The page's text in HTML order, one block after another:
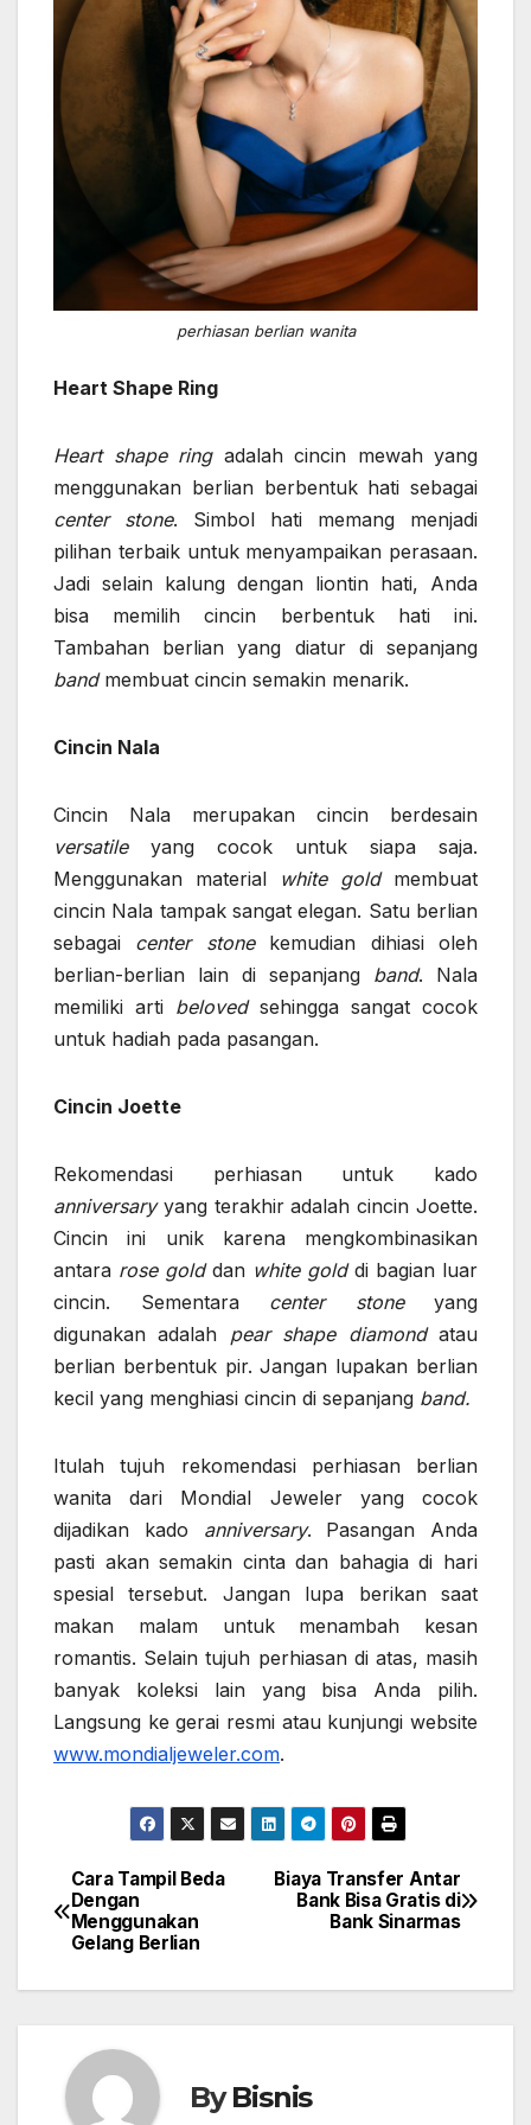
perhiasan berlian wanita
Heart Shape Ring
Heart shape ring adalah cincin mewah yang
menggunakan berlian berbentuk hati sebagai
center stone. Simbol hati memang menjadi
pilihan terbaik untuk menyampaikan perasaan.
Jadi selain kalung dengan liontin hati, Anda
bisa memilih cincin berbentuk hati ini.
Tambahan berlian yang diatur di sepanjang
band membuat cincin semakin menarik.
Cincin Nala
Cincin Nala merupakan cincin berdesain
versatile yang cocok untuk siapa saja.
Menggunakan material white gold membuat
cincin Nala tampak sangat elegan. Satu berlian
sebagai center stone kemudian dihiasi oleh
berlian-berlian lain di sepanjang band. Nala
memiliki arti beloved sehingga sangat cocok
untuk hadiah pada pasangan.
Cincin Joette
Rekomendasi perhiasan untuk kado
anniversary yang terakhir adalah cincin Joette.
Cincin ini unik karena mengkombinasikan
antara rose gold dan white gold di bagian luar
cincin. Sementara center stone yang
digunakan adalah pear shape diamondatau
berlian berbentuk pir. Jangan lupakan berlian
kecil yang menghiasi cincin di sepanjang band.
Itulah tujuh rekomendasi perhiasan berlian
wanitadari Mondial Jeweler yang cocok
dijadikan kado anniversary. Pasangan Anda
pasti akan semakin cinta dan bahagia di hari
spesial tersebut. Jangan lupa berikan saat
makan malam untuk menambah kesan
romantis. Selain tujuh perhiasan di atas, masih
banyak koleksi lain yang bisa Anda pilih.
Langsung ke gerai resmi atau kunjungi website
www.mondialjeweler.com.
Post
navigation
Biaya Transfer Antar
Bank Bisa Gratis di
Bank Sinarmas
Cara Tampil Beda
Dengan
Menggunakan
Gelang Berlian
ByBisnis